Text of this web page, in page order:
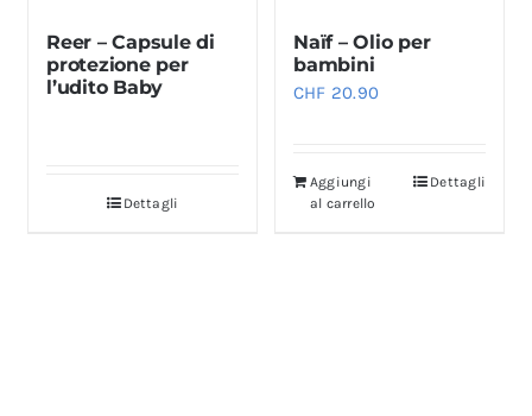
Reer – Capsule di
protezione per
l’udito Baby
Dettagli
Naïf – Olio per
bambini
CHF 20.90
Aggiungi
al carrello
Dettagli